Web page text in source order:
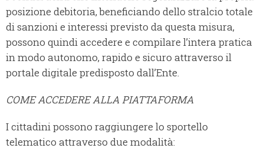
posizione debitoria, beneficiando dello stralcio totale
di sanzioni e interessi previsto da questa misura,
possono quindi accedere e compilare l’intera pratica
in modo autonomo, rapido e sicuro attraverso il
portale digitale predisposto dall’Ente.
COME ACCEDERE ALLA PIATTAFORMA
I cittadini possono raggiungere lo sportello
telematico attraverso due modalità: